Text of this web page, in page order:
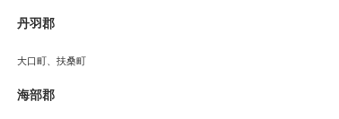
丹羽郡
大口町、扶桑町
海部郡